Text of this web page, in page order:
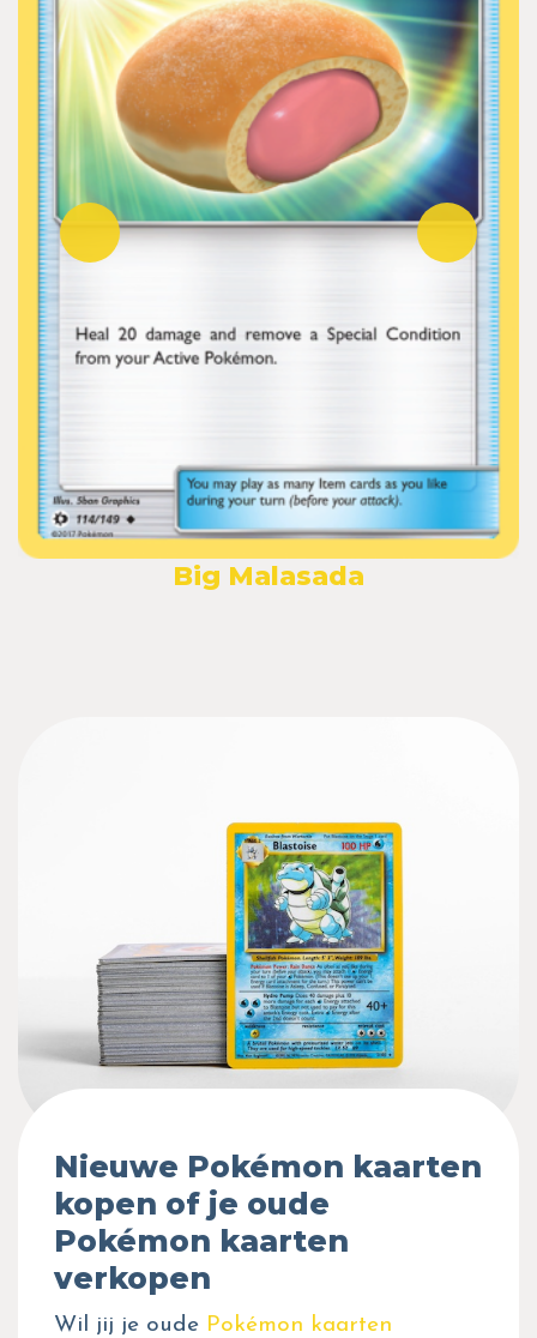
Big Malasada
Nieuwe Pokémon kaarten
kopen of je oude
Pokémon kaarten
verkopen
Wil jij je oude Pokémon kaarten